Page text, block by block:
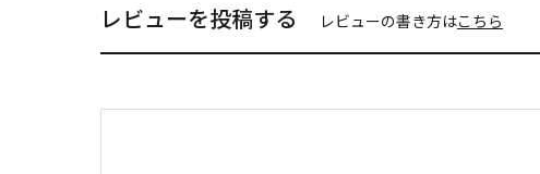
レビューを投稿する レビューの書き方はこちら